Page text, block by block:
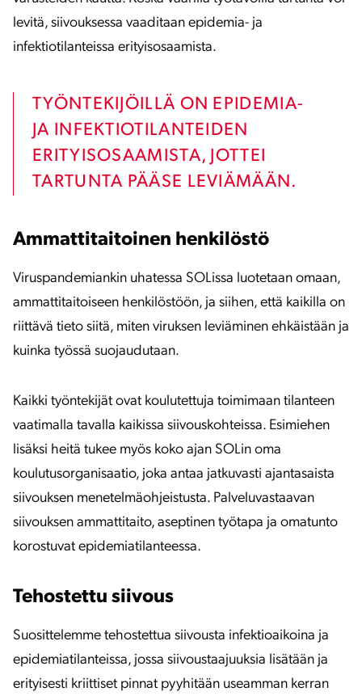
levitä, siivouksessa vaaditaan epidemia- ja
infektiotilanteissa erityisosaamista.
TYÖNTEKIJÖILLÄ ON EPIDEMIA-
JA INFEKTIOTILANTEIDEN
ERITYISOSAAMISTA, JOTTEI
TARTUNTA PÄÄSE LEVIÄMÄÄN.
Ammattitaitoinen henkilöstö
Viruspandemiankin uhatessa SOLissa luotetaan omaan,
ammattitaitoiseen henkilöstöön, ja siihen, että kaikilla on
riittävä tieto siitä, miten viruksen leviäminen ehkäistään ja
kuinka työssä suojaudutaan.
Kaikki työntekijät ovat koulutettuja toimimaan tilanteen
vaatimalla tavalla kaikissa siivouskohteissa. Esimiehen
lisäksi heitä tukee myös koko ajan SOLin oma
koulutusorganisaatio, joka antaa jatkuvasti ajantasaista
siivouksen menetelmäohjeistusta. Palveluvastaavan
siivouksen ammattitaito, aseptinen työtapa ja omatunto
korostuvat epidemiatilanteessa.
Tehostettu siivous
Suosittelemme tehostettua siivousta infektioaikoina ja
epidemiatilanteissa, jossa siivoustaajuuksia lisätään ja
erityisesti kriittiset pinnat pyyhitään useamman kerran